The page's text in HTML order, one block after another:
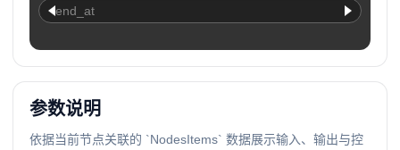
end_at
参数说明
依据当前节点关联的 `NodesItems` 数据展示输入、输出与控